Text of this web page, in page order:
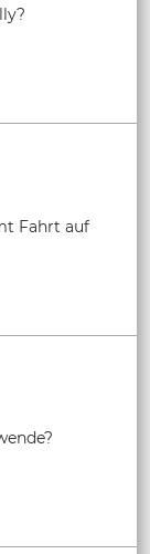
Fahrt auf